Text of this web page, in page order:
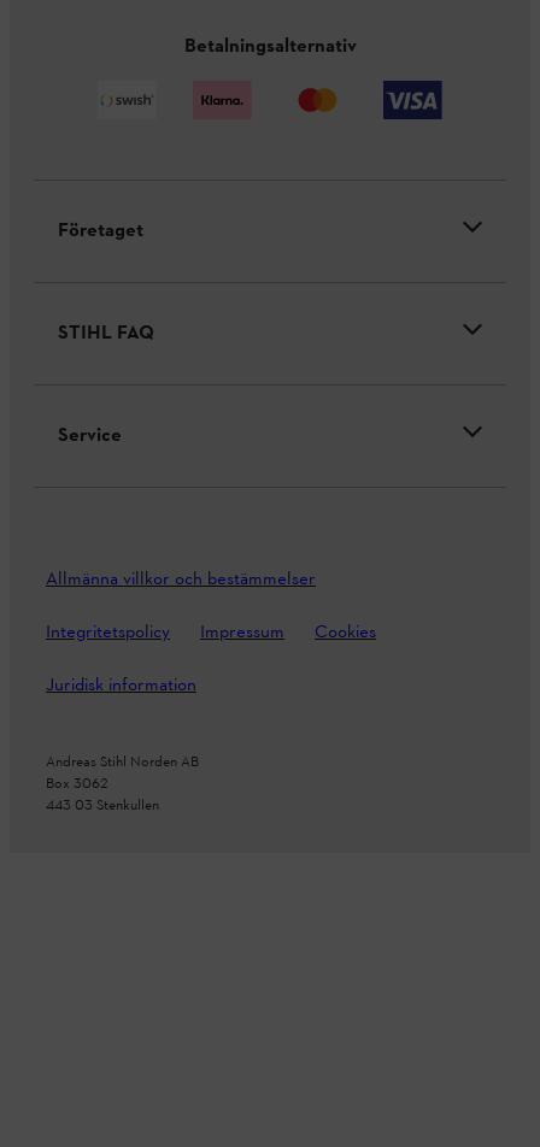
Betalningsalternativ
Företaget
STIHL FAQ
Service
Allmänna villkor och bestämmelser
Integritetspolicy Impressum Cookies
Juridisk information
Andreas Stihl Norden AB
Box 3062
443 03 Stenkullen